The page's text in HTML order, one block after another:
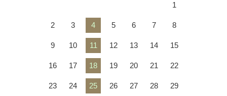
1
2 3 4 5 6 7 8
9 10 11 12 13 14 15
16 17 18 19 20 21 22
23 24 25 26 27 28 29